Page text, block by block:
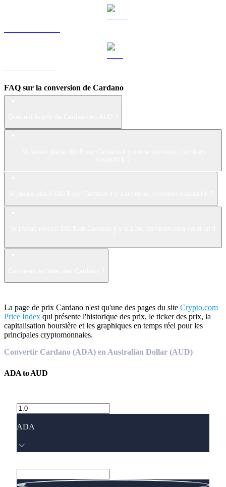
FAQ sur la conversion de Cardano
La page de prix Cardano n'est qu'une des pages du site Crypto.com
Price Index qui présente l'historique des prix, le ticker des prix, la
capitalisation boursière et les graphiques en temps réel pour les
principales cryptomonnaies.
Convertir Cardano (ADA) en Australian Dollar (AUD)
ADAtoAUD
ADA